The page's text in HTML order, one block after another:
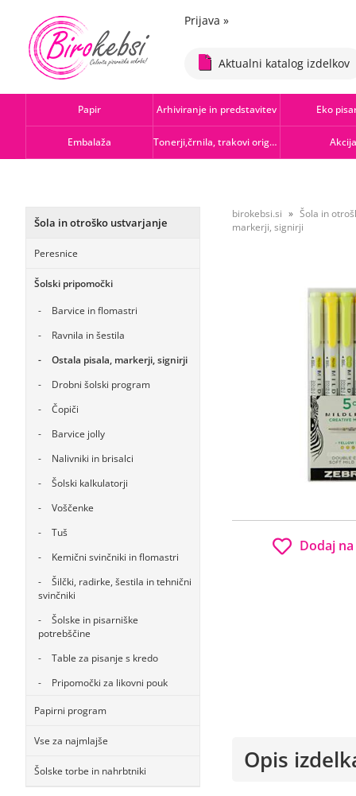
Prijava »
Aktualni katalog izdelkov
Papir Arhiviranje in predstavitev Eko
Embalaža Tonerji,črnila, trakovi orig.-rec. Akcija
Šola in otroško ustvarjanje
Peresnice
Šolski pripomočki
Barvice in flomastri
Ravnila in šestila
Ostala pisala, markerji, signirji
Drobni šolski program
Čopiči
Barvice jolly
Nalivniki in brisalci
Šolski kalkulatorji
Voščenke
Tuš
Kemični svinčniki in flomastri
Šilčki, radirke, šestila in tehnični
svinčniki
Šolske in pisarniške
potrebščine
Table za pisanje s kredo
Pripomočki za likovni pouk
Papirni program
Vse za najmlajše
Šolske torbe in nahrbtniki
birokebsi.si
Šola in
markerji, signirji
Dodaj
Opis